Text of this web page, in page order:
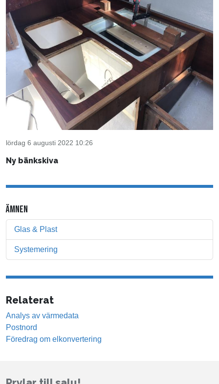
lördag 6 augusti 2022 10:26
Ny bänkskiva
ÄMNEN
Glas & Plast
Systemering
Relaterat
Analys av värmedata
Postnord
Föredrag om elkonvertering